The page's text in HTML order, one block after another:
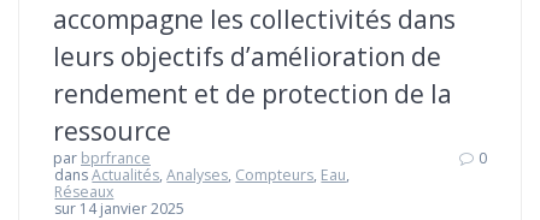
accompagne les collectivités dans
leurs objectifs d’amélioration de
rendement et de protection de la
ressource
par bprfrance
dansActualités,Analyses, Compteurs, Eau,
Réseaux
sur 14 janvier 2025
0